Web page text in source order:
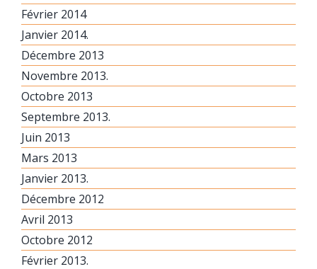
Février 2014
Janvier 2014.
Décembre 2013
Novembre 2013.
Octobre 2013
Septembre 2013.
Juin 2013
Mars 2013
Janvier 2013.
Décembre 2012
Avril 2013
Octobre 2012
Février 2013.